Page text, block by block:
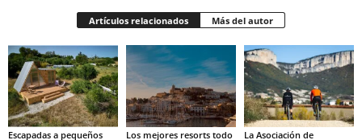
Artículos relacionados Más del autor
Escapadas a pequeños
Los mejores resorts todo
La Asociación de